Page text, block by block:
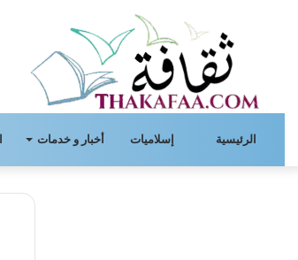
الرئيسية إسلاميات أخبار و خدمات